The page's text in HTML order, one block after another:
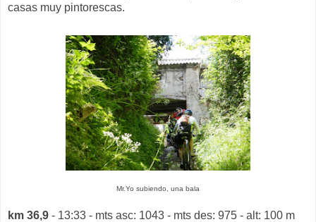
casas muy pintorescas.
Mr.Yo subiendo, una bala
km 36,9 - 13:33 - mts asc: 1043 - mts des: 975 - alt: 100 m